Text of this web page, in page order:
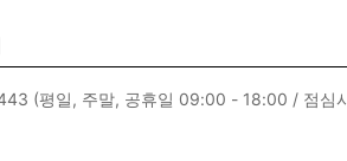
(평일, 주말, 공휴일 09:00 - 18:00 / 점심